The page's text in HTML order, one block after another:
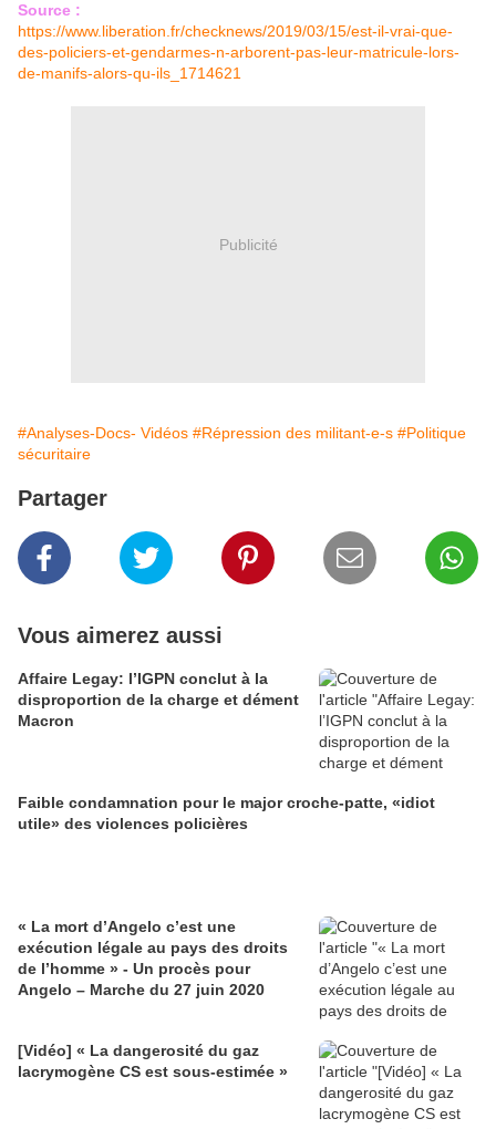
Source :
https://www.liberation.fr/checknews/2019/03/15/est-il-vrai-que-
des-policiers-et-gendarmes-n-arborent-pas-leur-matricule-lors-
de-manifs-alors-qu-ils_1714621
Publicité
#Analyses-Docs- Vidéos #Répression des militant-e-s #Politique
sécuritaire
Partager
Vous aimerez aussi
Affaire Legay: l’IGPN conclut à la
disproportion de la charge et dément
Macron
Faible condamnation pour le major croche-patte, «idiot
utile» des violences policières
« La mort d’Angelo c’est une
exécution légale au pays des droits
de l’homme » - Un procès pour
Angelo – Marche du 27 juin 2020
[Vidéo] « La dangerosité du gaz
lacrymogène CS est sous-estimée »